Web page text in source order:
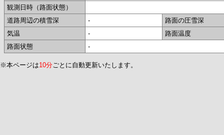
観測日時（路面状態）
道路周辺の積雪深
-
路面の圧雪深
気温
-
路面温度
路面状態
-
※本ページは10分ごとに自動更新いたします。